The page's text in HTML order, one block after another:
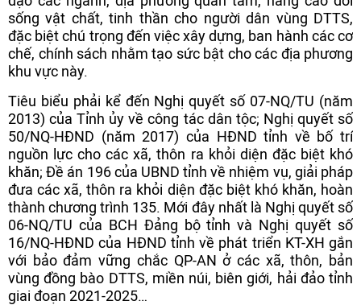
sống vật chất, tinh thần cho người dân vùng DTTS,
đặc biệt chú trọng đến việc xây dựng, ban hành các cơ
chế, chính sách nhằm tạo sức bật cho các địa phương
khu vực này.
Tiêu biểu phải kể đến Nghị quyết số 07-NQ/TU (năm
2013) của Tỉnh ủy về công tác dân tộc; Nghị quyết số
50/NQ-HĐND (năm 2017) của HĐND tỉnh về bố trí
nguồn lực cho các xã, thôn ra khỏi diện đặc biệt khó
khăn; Đề án 196 của UBND tỉnh về nhiệm vụ, giải pháp
đưa các xã, thôn ra khỏi diện đặc biệt khó khăn, hoàn
thành chương trình 135. Mới đây nhất là Nghị quyết số
06-NQ/TU của BCH Đảng bộ tỉnh và Nghị quyết số
16/NQ-HĐND của HĐND tỉnh về phát triển KT-XH gắn
với bảo đảm vững chắc QP-AN ở các xã, thôn, bản
vùng đồng bào DTTS, miền núi, biên giới, hải đảo tỉnh
giai đoạn 2021-2025…